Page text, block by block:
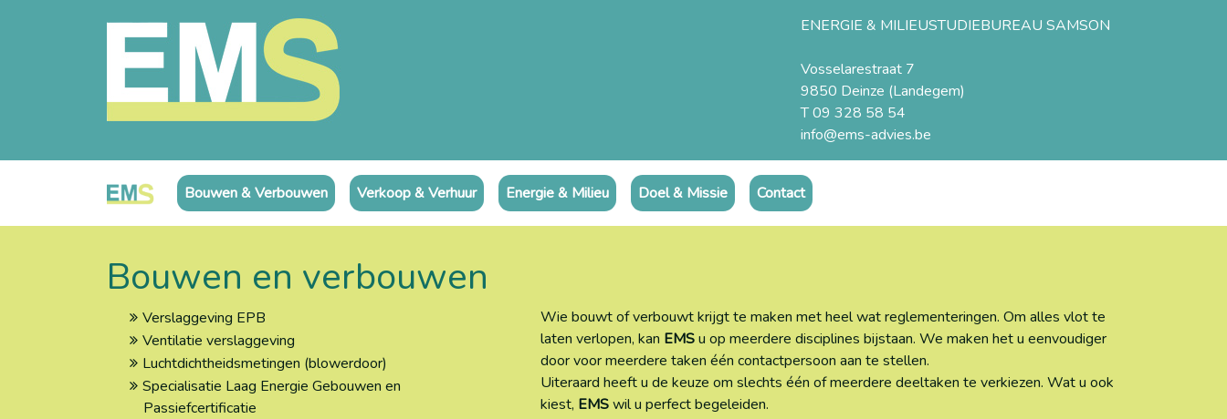
ENERGIE & MILIEUSTUDIEBUREAU SAMSON
Vosselarestraat 7
9850 Deinze (Landegem)
T 09 328 58 54
info@ems-advies.be
Bouwen & Verbouwen Verkoop & Verhuur Energie & Milieu Doel & Missie Contact
Bouwen en verbouwen
Verslaggeving EPB
Ventilatie verslaggeving
Luchtdichtheidsmetingen (blowerdoor)
Specialisatie Laag Energie Gebouwen en
Passiefcertificatie
Wie bouwt of verbouwt krijgt te maken met heel wat reglementeringen. Om alles vlot te
laten verlopen, kan EMSu op meerdere disciplines bijstaan. We maken het u eenvoudiger
door voor meerdere taken één contactpersoon aan te stellen.
Uiteraard heeft u de keuze om slechts één of meerdere deeltaken te verkiezen. Wat u ook
kiest, EMSwil u perfect begeleiden.